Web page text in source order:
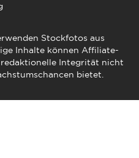
Stockfotos aus
Inhalte können Affiliate-
Integrität nicht
bietet.